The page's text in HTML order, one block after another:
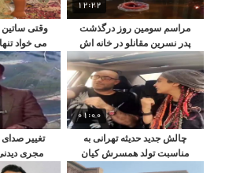
12:22
مراسم سومین روز درگذشت
پدر نسرین مقانلو در خانه اش
وقتی ساتین
می خواد
01:00
چالش جدید حدیثه تهرانی به
مناسبت تولد همسرش کیان
تغییر
مجری